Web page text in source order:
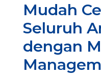
Mudah
Seluruh
dengan